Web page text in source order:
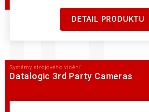
DETAIL PRODUKTU
Systémy strojového vidění
Datalogic 3rd Party Cameras